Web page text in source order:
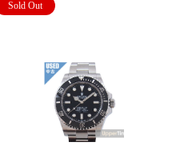
Sold Out